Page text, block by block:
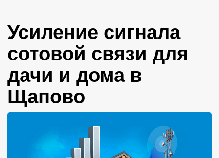
Усиление сигнала
сотовой связи для
дачи и дома в
Щапово